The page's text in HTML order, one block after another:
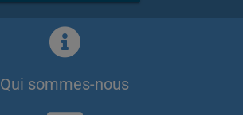
Qui sommes-nous